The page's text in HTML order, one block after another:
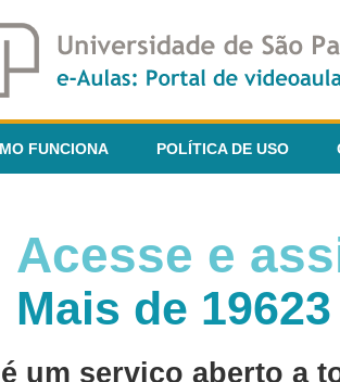
FUNCIONA POLÍTICA DE USO
Acesse e
Mais de
um serviço aberto a